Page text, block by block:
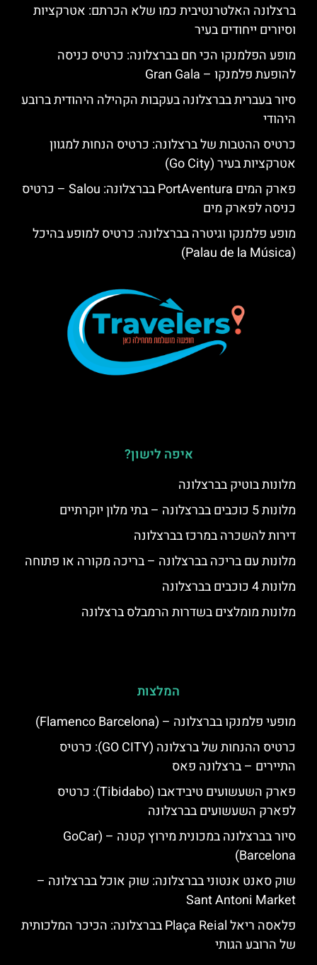
ברצלונה האלטרנטיבית כמו שלא הכרתם: אטרקציות
וסיורים ייחודים בעיר
מופע הפלמנקו הכי חם בברצלונה: כרטיס כניסה
להופעת פלמנקו – Gran Gala
סיור בעברית בברצלונה בעקבות הקהילה היהודית ברובע
היהודי
כרטיס ההטבות של ברצלונה: כרטיס הנחות למגוון
אטרקציות בעיר (Go City)
פארק המים PortAventura בברצלונה: Salou – כרטיס
כניסה לפארק מים
מופע פלמנקו וגיטרה בברצלונה: כרטיס למופע בהיכל
(Palau de la Música)
איפה לישון?
מלונות בוטיק בברצלונה
מלונות 5 כוכבים בברצלונה – בתי מלון יוקרתיים
דירות להשכרה במרכז בברצלונה
מלונות עם בריכה בברצלונה – בריכה מקורה או פתוחה
מלונות 4 כוכבים בברצלונה
מלונות מומלצים בשדרות הרמבלס ברצלונה
המלצות
מופעי פלמנקו בברצלונה – (Flamenco Barcelona)
כרטיס ההנחות של ברצלונה (GO CITY): כרטיס
התיירים – ברצלונה פאס
פארק השעשועים טיבידאבו (Tibidabo): כרטיס
לפארק השעשועים בברצלונה
סיור בברצלונה במכונית מירוץ קטנה – (GoCar
Barcelona)
שוק סאנט אנטוני בברצלונה: שוק אוכל בברצלונה –
Sant Antoni Market
פלאסה ריאל Plaça Reial בברצלונה: הכיכר המלכותית
של הרובע הגותי